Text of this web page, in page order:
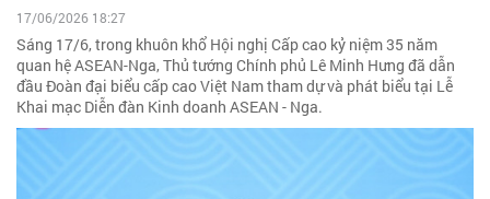
17/06/2026 18:27
Sáng 17/6, trong khuôn khổ Hội nghị Cấp cao kỷ niệm 35 năm
quan hệ ASEAN-Nga, Thủ tướng Chính phủ Lê Minh Hưng đã dẫn
đầu Đoàn đại biểu cấp cao Việt Nam tham dự và phát biểu tại Lễ
Khai mạc Diễn đàn Kinh doanh ASEAN - Nga.